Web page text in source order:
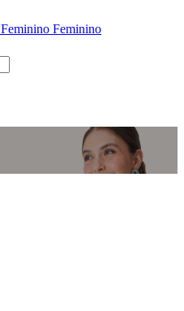
Feminino Feminino